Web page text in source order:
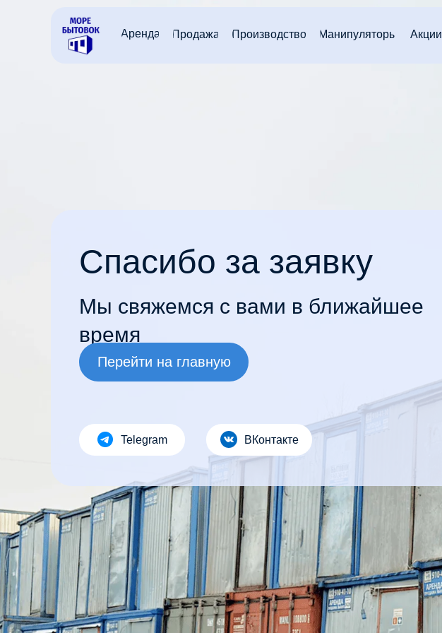
Аренда Продажа Акции
Производство Манипуляторы
Спасибо за заявку
Мы свяжемся с вами в ближайшее
время
Перейти на главную
Telegram ВКонтакте